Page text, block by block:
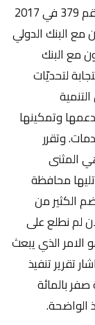
سبق للحكومة السابقة ان اصدرت قرارها المرقم 379 في 2017
مع البنك الدولي
بالتعاون مع البنك
لتحديّات
وتمكينها
وتقرر
المثنى
محافظة
الكثير من
لم نطلع على
الامر الذي يبعث
تقرير تنفيذ
بالمائة
الواضحة.